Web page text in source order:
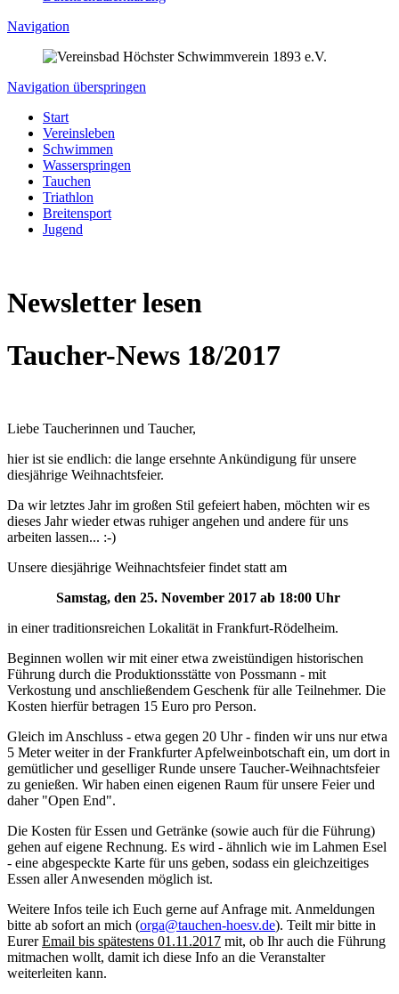
Navigation
Navigation überspringen
Start
Vereinsleben
Schwimmen
Wasserspringen
Tauchen
Triathlon
Breitensport
Jugend
Newsletter lesen
Taucher-News 18/2017
Liebe Taucherinnen und Taucher,
hier ist sie endlich: die lange ersehnte Ankündigung für unsere
diesjährige Weihnachtsfeier.
Da wir letztes Jahr im großen Stil gefeiert haben, möchten wir es
dieses Jahr wieder etwas ruhiger angehen und andere für uns
arbeiten lassen... :-)
Unsere diesjährige Weihnachtsfeier findet statt am
Samstag, den 25. November 2017 ab 18:00 Uhr
in einer traditionsreichen Lokalität in Frankfurt-Rödelheim.
Beginnen wollen wir mit einer etwa zweistündigen historischen
Führung durch die Produktionsstätte von Possmann - mit
Verkostung und anschließendem Geschenk für alle Teilnehmer. Die
Kosten hierfür betragen 15 Euro pro Person.
Gleich im Anschluss - etwa gegen 20 Uhr - finden wir uns nur etwa
5 Meter weiter in der Frankfurter Apfelweinbotschaft ein, um dort in
gemütlicher und geselliger Runde unsere Taucher-Weihnachtsfeier
zu genießen. Wir haben einen eigenen Raum für unsere Feier und
daher "Open End".
Die Kosten für Essen und Getränke (sowie auch für die Führung)
gehen auf eigene Rechnung. Es wird - ähnlich wie im Lahmen Esel
- eine abgespeckte Karte für uns geben, sodass ein gleichzeitiges
Essen aller Anwesenden möglich ist.
Weitere Infos teile ich Euch gerne auf Anfrage mit. Anmeldungen
bitte ab sofort an mich (orga@tauchen-hoesv.de). Teilt mir bitte in
EurerEmail bis spätestens 01.11.2017 mit, ob Ihr auch die Führung
mitmachen wollt, damit ich diese Info an die Veranstalter
weiterleiten kann.